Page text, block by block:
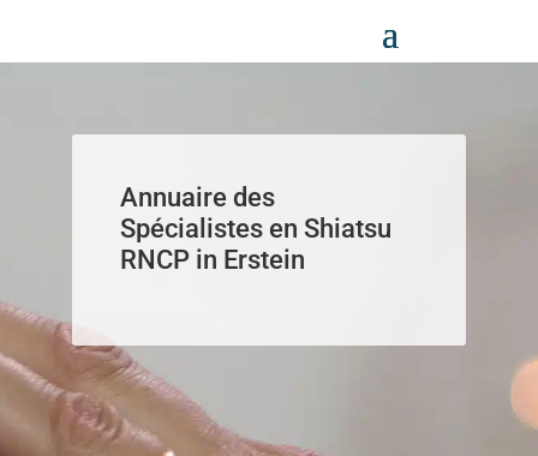
Annuaire des
Spécialistes en Shiatsu
RNCP in Erstein